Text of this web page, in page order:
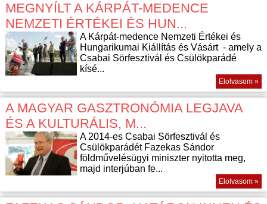
MEGNYÍLT A KÁRPÁT-MEDENCE
NEMZETI ÉRTÉKEI ÉS HUN...
A Kárpát-medence Nemzeti Értékei és
Hungarikumai Kiállítás és Vásárt - amely a
Csabai Sörfesztivál és Csülökparádé
kísé...
Elolvasom »
A MAGYAR GASZTRONÓMIA LEGJAVA
ÉS A KULTURÁLIS, M...
A 2014-es Csabai Sörfesztivál és
Csülökparádét Fazekas Sándor
földművelésügyi miniszter nyitotta meg,
majd interjúban fe...
Elolvasom »